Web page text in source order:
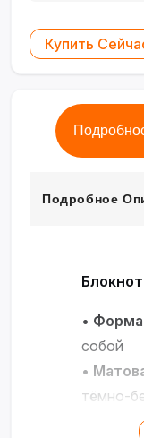
Купить
Подробное
•
собой
•
тёмно-